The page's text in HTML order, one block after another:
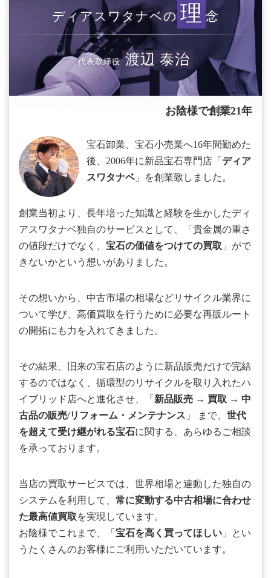
ディアスワタナベの 理 念
代表取締役 渡辺 泰治
お陰様で創業21年
宝石卸業、宝石小売業へ16年間勤めた
後、2006年に新品宝石専門店「 ディア
スワタナベ」を創業致しました。
創業当初より、長年培った知識と経験を生かしたディ
アスワタナベ独自のサービスとして、「貴金属の重さ
の値段だけでなく、 宝石の価値をつけての買取 」がで
きないかという想いがありました。
その想いから、中古市場の相場などリサイクル業界に
ついて学び、高価買取を行うために必要な再販ルート
の開拓にも力を入れてきました。
その結果、旧来の宝石店のように新品販売だけで完結
するのではなく、循環型のリサイクルを取り入れたハ
イブリッド店へと進化させ、「 新品販売 → 買取 → 中
古品の販売/リフォーム・メンテナンス 」 まで、 世代
を超えて受け継がれる宝石に関する、あらゆるご相談
を承っております。
当店の買取サービスでは、世界相場と連動した独自の
システムを利用して、 常に変動する中古相場に合わせ
た最高値買取を実現しています。
お陰様でこれまで、「 宝石を高く買ってほしい 」とい
うたくさんのお客様にご利用いただいています。